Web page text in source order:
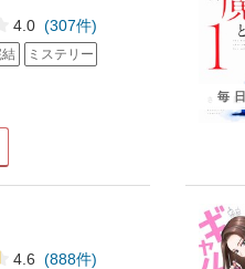
4.0 (307件)
ミステリー
毎日
4.6 (888件)